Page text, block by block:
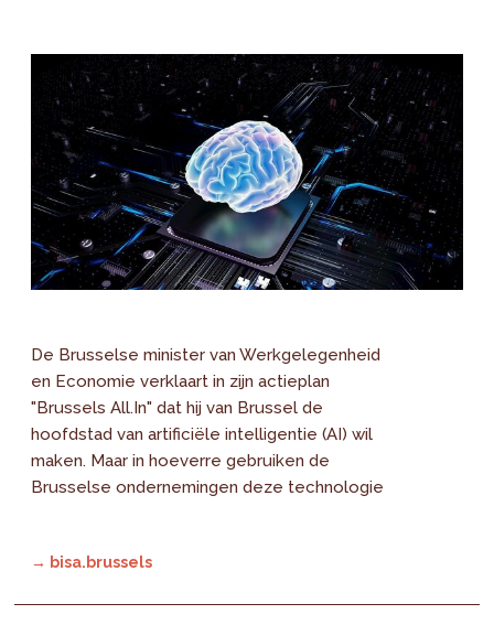
De Brusselse minister van Werkgelegenheid
en Economie verklaart in zijn actieplan
"Brussels All.In" dat hij van Brussel de
hoofdstad van artificiële intelligentie (AI) wil
maken. Maar in hoeverre gebruiken de
Brusselse ondernemingen deze technologie
→ bisa.brussels